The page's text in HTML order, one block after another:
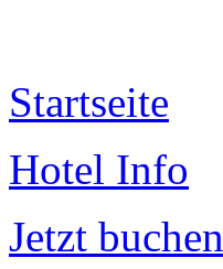
Startseite
Hotel Info
Jetzt buchen